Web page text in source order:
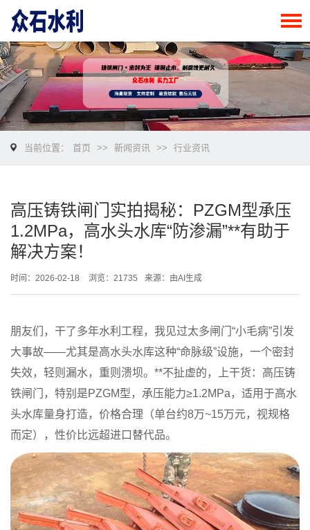
当前位置： 首页 >> 新闻资讯 >> 行业资讯
高压铸铁闸门实拍揭秘：PZGM型承压
1.2MPa，高水头水库“防渗漏”**有助于
解决方案！
时间：2026-02-18 浏览：21735 来源：由AI生成
朋友们，干了多年水利工程，我见过太多闸门“小毛病”引发
大事故——尤其是高水头水库这种“命脉级”设施，一个密封
失效，轻则漏水，重则溃坝。**不扯虚的，上干货： 高压铸
铁闸门
，特别是PZGM型 ，承压能力≥1.2MPa，适用于高水
头水库量身打造，价格合理（单台约8万~15万元，视规格
而定），性价比远超进口替代品。